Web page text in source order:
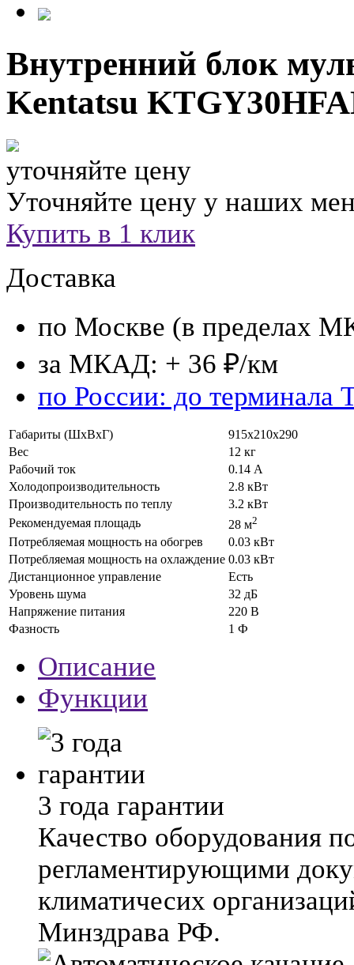
Внутренний блок
Kentatsu
уточняйте цену
Уточняйте цену у наших
Купить в 1 клик
Доставка
по Москве (в пределах
за МКАД: + 36 ₽/км
по России: до терминала
Габариты (ШхВхГ)
915х210х290
Вес
12 кг
Рабочий ток
0.14 А
Холодопроизводительность
2.8 кВт
Производительность по теплу
3.2 кВт
Рекомендуемая площадь
28 м2
Потребляемая мощность на обогрев
0.03 кВт
Потребляемая мощность на охлаждение 0.03 кВт
Дистанционное управление
Есть
Уровень шума
32 дБ
Напряжение питания
220 В
Фазность
1 Ф
Описание
Функции
3 года гарантии
Качество оборудования
регламентирующими
климатичесих
Минздрава РФ.